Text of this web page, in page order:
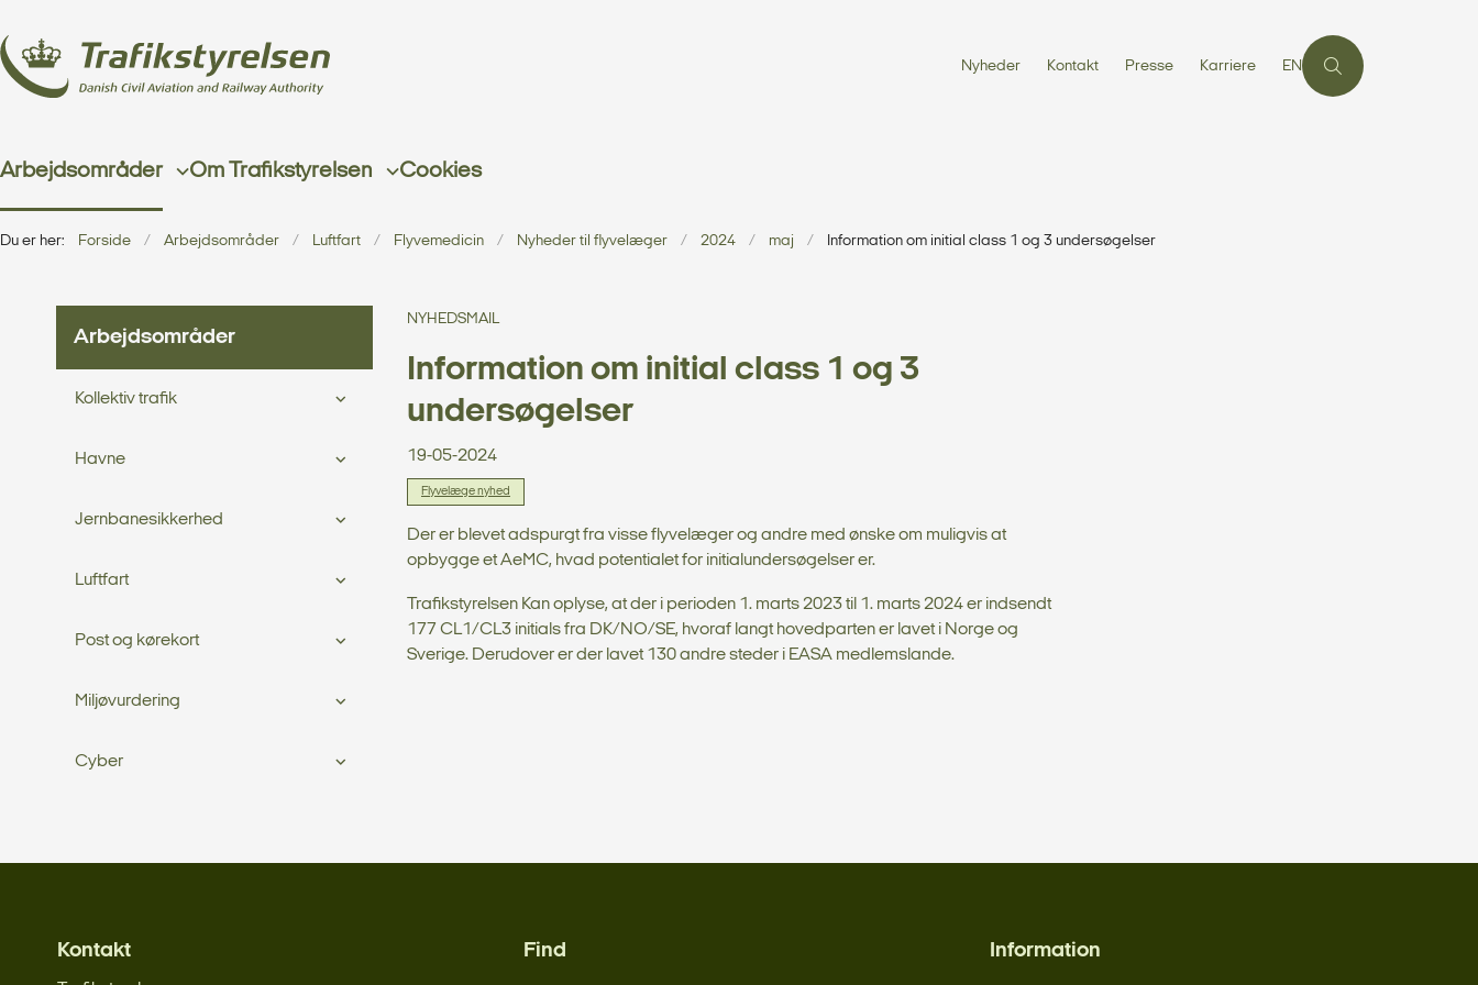
Nyheder Kontakt Presse Karriere EN
Arbejdsområder Om Trafikstyrelsen Cookies
Du er her: Forside Arbejdsområder Luftfart Flyvemedicin Nyheder til flyvelæger 2024 maj Information om initial class 1 og 3 undersøgelser
Arbejdsområder
Kollektiv trafik
Havne
Jernbanesikkerhed
Luftfart
Post og kørekort
Miljøvurdering
Cyber
NYHEDSMAIL
Information om initial class 1 og 3
undersøgelser
19-05-2024
Flyvelæge nyhed
Der er blevet adspurgt fra visse flyvelæger og andre med ønske om muligvis at
opbygge et AeMC, hvad potentialet for initialundersøgelser er.
Trafikstyrelsen Kan oplyse, at der i perioden 1. marts 2023 til 1. marts 2024 er indsendt
177 CL1/CL3 initials fra DK/NO/SE, hvoraf langt hovedparten er lavet i Norge og
Sverige. Derudover er der lavet 130 andre steder i EASA medlemslande.
Kontakt Find Information